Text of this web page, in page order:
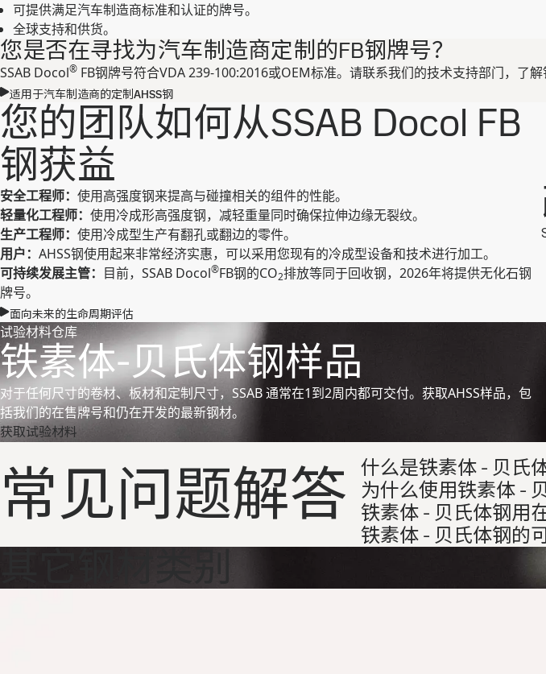
可提供满足汽车制造商标准和认证的牌号。
全球支持和供货。
您是否在寻找为汽车制造商定制的FB钢牌号？
SSAB Docol® FB钢牌号符合VDA 239-100:2016或OEM标准。请联系我们的技术支持部门，了
适用于汽车制造商的定制AHSS钢
您的团队如何从SSAB Docol FB
钢获益
安全工程师： 使用高强度钢来提高与碰撞相关的组件的性能。
轻量化工程师： 使用冷成形高强度钢，减轻重量同时确保拉伸边缘无裂纹。
生产工程师： 使用冷成型生产有翻孔或翻边的零件。
用户： AHSS钢使用起来非常经济实惠，可以采用您现有的冷成型设备和技术进行加工。
可持续发展主管： 目前，SSAB Docol®FB钢的CO2排放等同于回收钢，2026年将提供无化石钢
牌号。
面向未来的生命周期评估
试验材料仓库
铁素体-贝氏体钢样品
对于任何尺寸的卷材、板材和定制尺寸，SSAB 通常在1到2周内都可交付。获取AHSS样品，包
括我们的在售牌号和仍在开发的最新钢材。
获取试验材料
什么是铁素体 - 贝氏
为什么使用铁素体 -
铁素体 - 贝氏体钢用
铁素体 - 贝氏体钢的
常见问题解答